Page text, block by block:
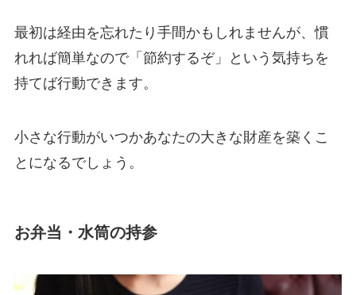
最初は経由を忘れたり手間かもしれませんが、慣
れれば簡単なので「節約するぞ」という気持ちを
持てば行動できます。
小さな行動がいつかあなたの大きな財産を築くこ
とになるでしょう。
お弁当・水筒の持参